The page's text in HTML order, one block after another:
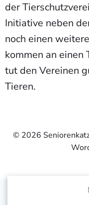
der
Initiative neben
noch einen
kommen an einen
tut den Vereinen
Tieren.
© 2026